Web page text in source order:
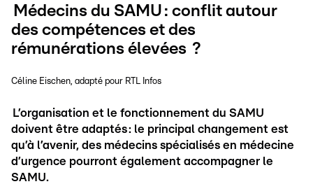
Médecins du SAMU : conflit autour
des compétences et des
rémunérations élevées ?
Céline Eischen adapté pour RTL Infos
L’organisation et le fonctionnement du SAMU
doivent être adaptés : le principal changement est
qu’à l’avenir, des médecins spécialisés en médecine
d’urgence pourront également accompagner le
SAMU.